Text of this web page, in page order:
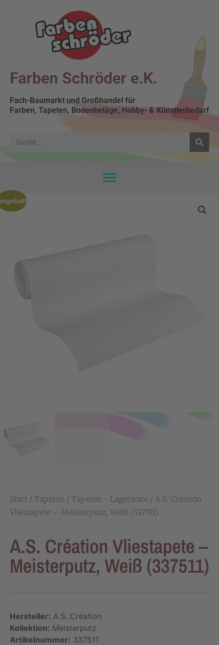
Farben Schröder e.K.
Fach-Baumarkt und Großhandel für
Farben, Tapeten, Bodenbeläge, Hobby- & Künstlerbedarf
Start / Tapeten / Tapeten - Lagerware / A.S. Création
Vliestapete – Meisterputz, Weiß (337511)
A.S. Création Vliestapete –
Meisterputz, Weiß (337511)
Hersteller: A.S. Création
Kollektion: Meisterputz
Artikelnummer: 337511